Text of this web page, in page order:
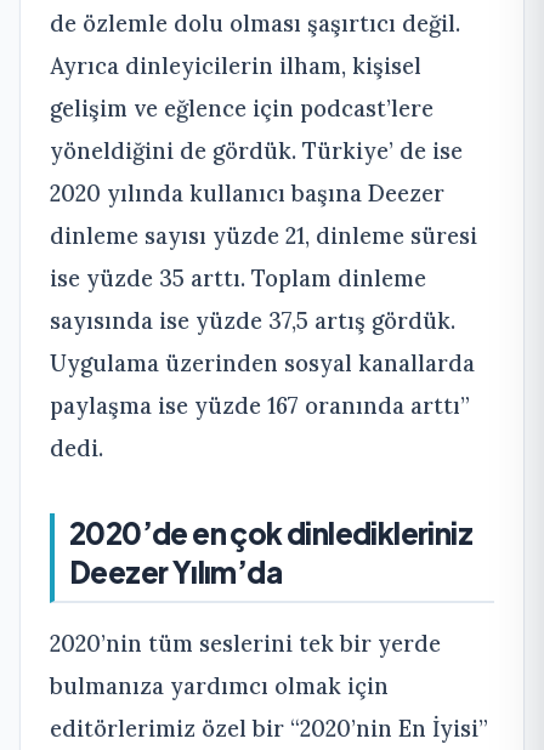
de özlemle dolu olması şaşırtıcı değil.
Ayrıca dinleyicilerin ilham, kişisel
gelişim ve eğlence için podcast’lere
yöneldiğini de gördük. Türkiye’ de ise
2020 yılında kullanıcı başına Deezer
dinleme sayısı yüzde 21, dinleme süresi
ise yüzde 35 arttı. Toplam dinleme
sayısında ise yüzde 37,5 artış gördük.
Uygulama üzerinden sosyal kanallarda
paylaşma ise yüzde 167 oranında arttı”
dedi.
2020’de en çok dinledikleriniz
Deezer Yılım’da
2020’nin tüm seslerini tek bir yerde
bulmanıza yardımcı olmak için
editörlerimiz özel bir “2020’nin En İyisi”